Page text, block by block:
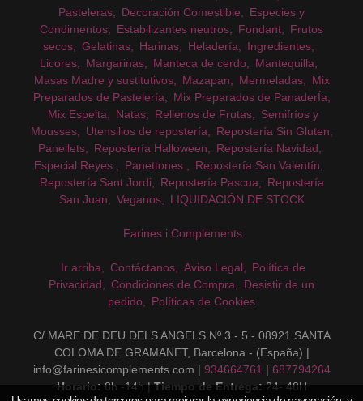
Pasteleras
Decoración Comestible
Especies y
Condimentos
Estabilizantes neutros Fondant
Frutos
secos
Gelatinas Harinas Heladería
Ingredientes
Licores
Margarinas Manteca de cerdo
Mantequilla
Masas Madre y sustitutivos
Mazapan Mermeladas
Mix
Preparados de Pastelería
Mix Preparados de PanaderÍa
Mix Espelta
Natas Rellenos de Frutas
Semifríos y
Mousses
Utensilios de repostería
Repostería Sin Gluten
Panellets
Repostería Halloween
Repostería Navidad
Especial Reyes
Panettones
Repostería San Valentín
Repostería Sant Jordi
Repostería Pascua
Repostería
San Juan
Veganos LIQUIDACIÓN DE STOCK
Farines i Complements
Ir arriba Contáctanos Aviso Legal
Política de
Privacidad
Condiciones de Compra
Desistir de un
pedido
Políticas de Cookies
C/ MARE DE DEU DELS ANGELS Nº 3 - 5 - 08921 SANTA
COLOMA DE GRAMANET, Barcelona - (España) |
info@farinesicomplements.com | 934664761 | 687794264
Horario: 8h -14h | Tiempo de Entrega: 24- 48H